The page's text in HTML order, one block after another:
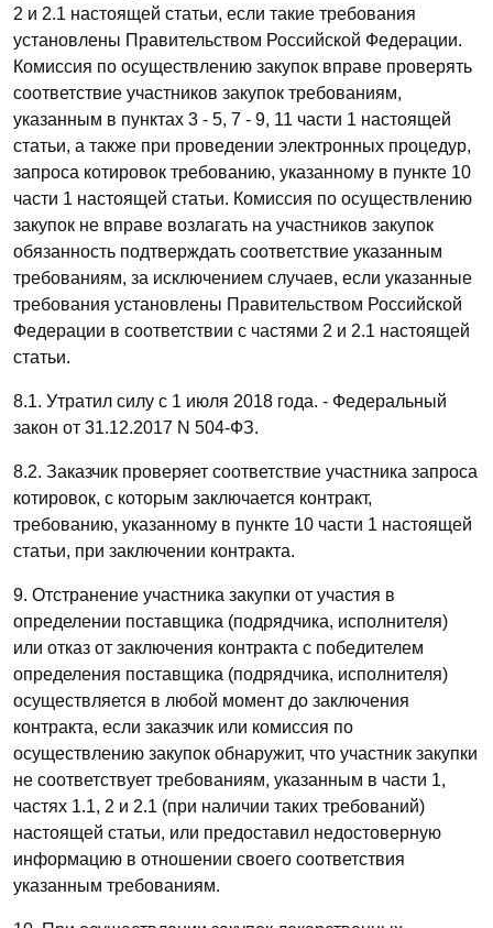
2 и 2.1 настоящей статьи, если такие требования
установлены Правительством Российской Федерации.
Комиссия по осуществлению закупок вправе проверять
соответствие участников закупок требованиям,
указанным в пунктах 3 - 5, 7 - 9, 11 части 1 настоящей
статьи, а также при проведении электронных процедур,
запроса котировок требованию, указанному в пункте 10
части 1 настоящей статьи. Комиссия по осуществлению
закупок не вправе возлагать на участников закупок
обязанность подтверждать соответствие указанным
требованиям, за исключением случаев, если указанные
требования установлены Правительством Российской
Федерации в соответствии с частями 2 и 2.1 настоящей
статьи.
8.1. Утратил силу с 1 июля 2018 года. - Федеральный
закон от 31.12.2017 N 504-ФЗ.
8.2. Заказчик проверяет соответствие участника запроса
котировок, с которым заключается контракт,
требованию, указанному в пункте 10 части 1 настоящей
статьи, при заключении контракта.
9. Отстранение участника закупки от участия в
определении поставщика (подрядчика, исполнителя)
или отказ от заключения контракта с победителем
определения поставщика (подрядчика, исполнителя)
осуществляется в любой момент до заключения
контракта, если заказчик или комиссия по
осуществлению закупок обнаружит, что участник закупки
не соответствует требованиям, указанным в части 1,
частях 1.1, 2 и 2.1 (при наличии таких требований)
настоящей статьи, или предоставил недостоверную
информацию в отношении своего соответствия
указанным требованиям.